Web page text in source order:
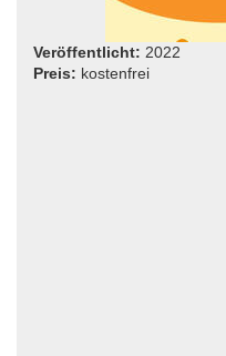
Veröffentlicht: 2022
Preis: kostenfrei